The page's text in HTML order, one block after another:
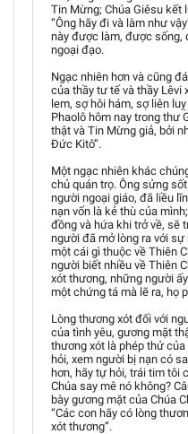
Tin Mừng; Chúa Giêsu kết
“Ông hãy đi và làm như
này được làm, được
ngoại đạo.
Ngạc nhiên hơn và cũng
của thầy tư tế và thầy Lêvi
lem, sợ hôi hám, sợ liên
Phaolô hôm nay trong thư
thật và Tin Mừng giả, bởi
Đức Kitô”.
Một ngạc nhiên khác
chủ quán trọ. Ông sửng
người ngoại giáo, đã liều
nạn vốn là kẻ thù của
đồng và hứa khi trở về, sẽ
người đã mở lòng ra với
một cái gì thuộc về Thiên
người biết nhiều về Thiên
xót thương, những người
một chứng tá mà lẽ ra, họ
Lòng thương xót đối với
của tình yêu, gương mặt
thương xót là phép thử
hỏi, xem người bị nạn có
hơn, hãy tự hỏi, trái tim tôi
Chúa say mê nó không?
bày gương mặt của Chúa
“Các con hãy có lòng
xót thương”.